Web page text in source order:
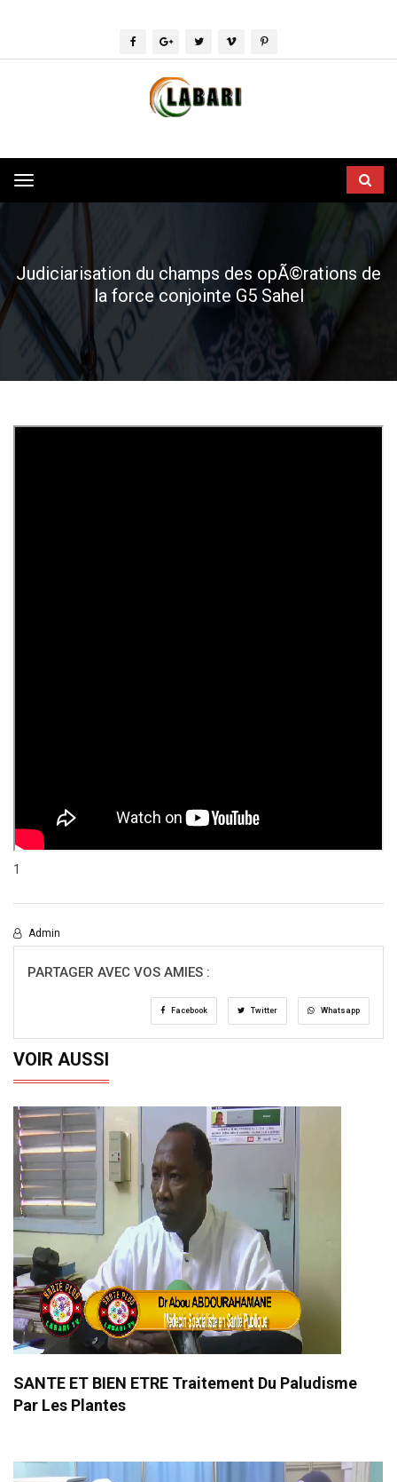
Toggle
navigation
Judiciarisation du champs des opÃ©rations de
la force conjointe G5 Sahel
1
Admin
PARTAGER AVEC VOS AMIES :
Facebook Twitter Whatsapp
VOIR AUSSI
SANTE ET BIEN ETRE Traitement Du Paludisme
Par Les Plantes